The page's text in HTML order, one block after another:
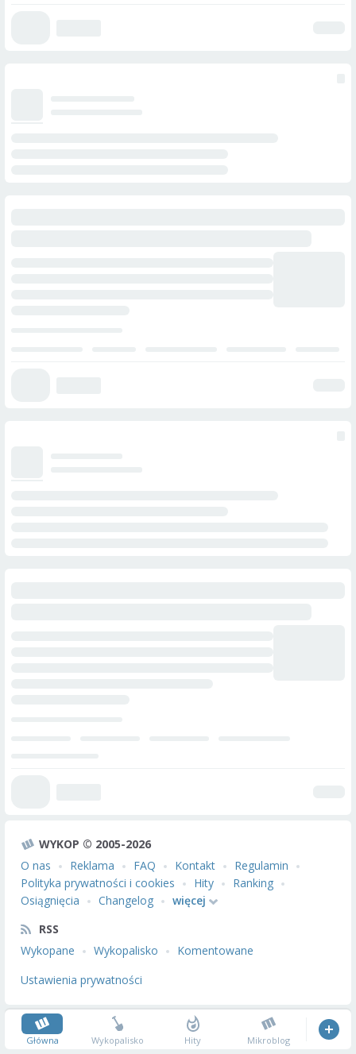
WYKOP © 2005-2026
O nas
Reklama FAQ Kontakt
Regulamin
Polityka prywatności i cookies
Hity
Ranking
Osiągnięcia
Changelog
więcej
RSS
Wykopane
Wykopalisko
Komentowane
Ustawienia prywatności
Główna Wykopalisko Hity Mikroblog